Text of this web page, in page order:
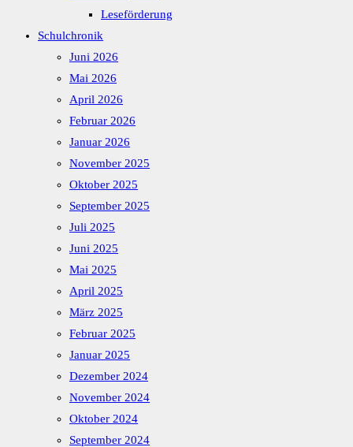
Leseförderung
Schulchronik
Juni 2026
Mai 2026
April 2026
Februar 2026
Januar 2026
November 2025
Oktober 2025
September 2025
Juli 2025
Juni 2025
Mai 2025
April 2025
März 2025
Februar 2025
Januar 2025
Dezember 2024
November 2024
Oktober 2024
September 2024